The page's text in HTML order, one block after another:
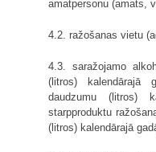
amatpersonu (amats,
4.2. ražošanas vietu
4.3. saražojamo
(litros) kalendārajā
daudzumu (litros)
starpproduktu
(litros) kalendārajā